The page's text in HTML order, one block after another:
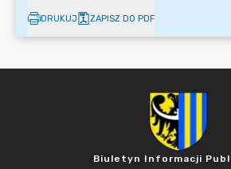
DRUKUJ ZAPISZ DO PDF
Biuletyn Informacji